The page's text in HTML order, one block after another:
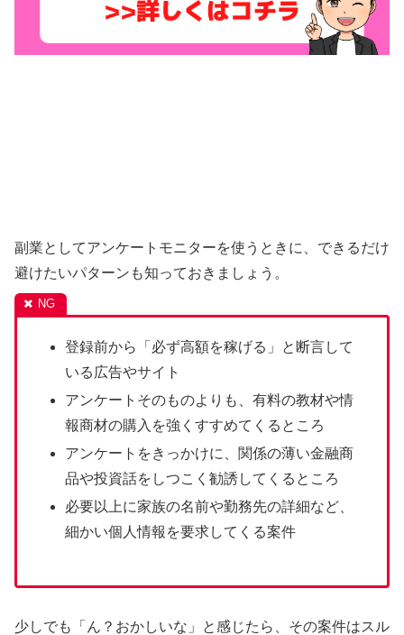
副業としてアンケートモニターを使うときに、できるだけ
避けたいパターンも知っておきましょう。
登録前から「必ず高額を稼げる」と断言して
いる広告やサイト
アンケートそのものよりも、有料の教材や情
報商材の購入を強くすすめてくるところ
アンケートをきっかけに、関係の薄い金融商
品や投資話をしつこく勧誘してくるところ
必要以上に家族の名前や勤務先の詳細など、
細かい個人情報を要求してくる案件
少しでも「ん？おかしいな」と感じたら、その案件はスル